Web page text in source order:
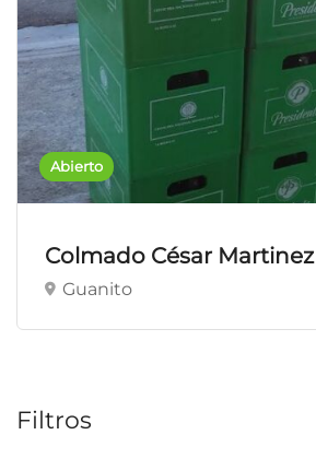
Abierto
Colmado César Martinez
Guanito
Filtros